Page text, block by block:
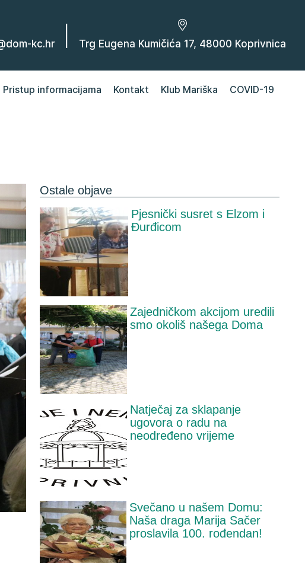
kc.hr Trg Eugena Kumičića 17, 48000 Koprivnica
Pristup informacijama Kontakt Klub Mariška COVID-19
Ostale objave
Pjesnički susret s Elzom i
Đurđicom
Zajedničkom akcijom uredili
smo okoliš našega Doma
Natječaj za sklapanje
ugovora o radu na
neodređeno vrijeme
Svečano u našem Domu:
Naša draga Marija Sačer
proslavila 100. rođendan!